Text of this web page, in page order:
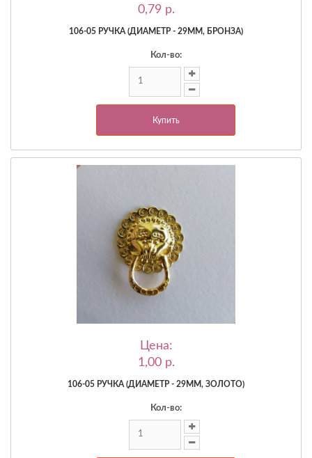
0,79 p.
106-05 РУЧКА (ДИАМЕТР - 29ММ, БРОНЗА)
Кол-во:
Купить
Цена:
1,00 p.
106-05 РУЧКА (ДИАМЕТР - 29ММ, ЗОЛОТО)
Кол-во: